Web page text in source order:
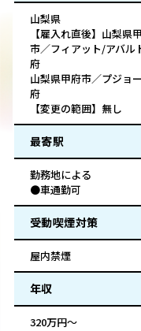
山梨県
【雇入れ直後】山梨県
市／フィアット/アバル
府
山梨県甲府市／プジョ
府
【変更の範囲】無し
最寄駅
勤務地による
●車通勤可
受動喫煙対策
屋内禁煙
年収
320万円～